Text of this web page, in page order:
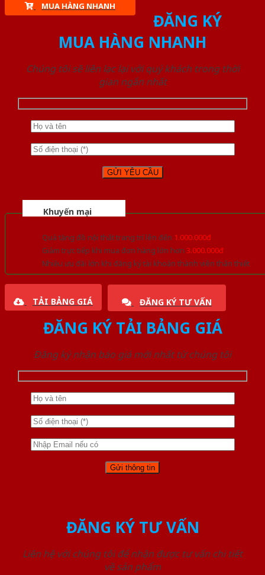
MUA HÀNG NHANH
ĐĂNG KÝ
MUA HÀNG NHANH
Chúng tôi sẽ liên lạc lại với quý khách trong thời
gian ngắn nhất
Khuyến mại
Quà tặng đồ nội thất trang trí lên đến 1.000.000đ
Giảm trực tiếp khi mua đơn hàng lớn hơn 3.000.000đ
Nhiều ưu đãi lớn khi đăng ký tài khoản thành viên thân thiết
TẢI BẢNG GIÁ ĐĂNG KÝ TƯ VẤN
ĐĂNG KÝ TẢI BẢNG GIÁ
Đăng ký nhận báo giá mới nhất từ chúng tôi
ĐĂNG KÝ TƯ VẤN
Liên hệ với chúng tôi để nhận được tư vấn chi tiết
về sản phẩm